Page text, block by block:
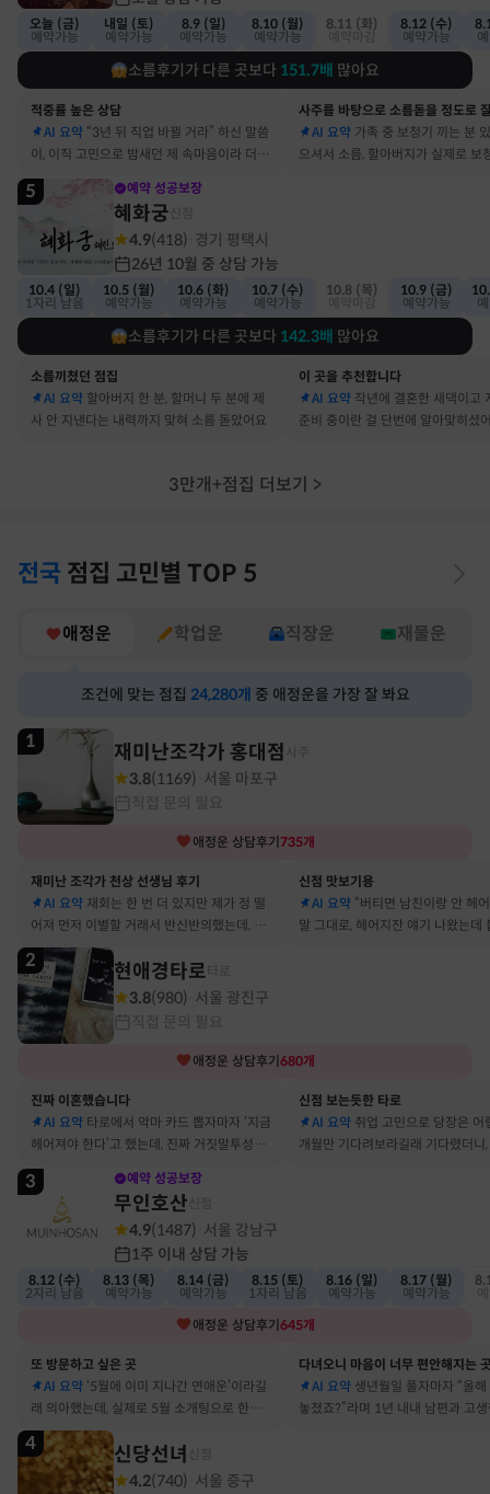
오늘 (금)
예약가능
내일 (토)
예약가능
8.9 (일)
예약가능
8.10 (월)
예약가능
8.11 (화)
8.12 (수)
예약가능
소름후기가 다른 곳보다 151.7배 많아요
적중률 높은 상담
AI 요약 “3년 뒤 직업 바뀔 거라” 하신 말씀
이, 이직 고민으로 밤새던 제 속마음이라 더 신
기했어요
AI 요약 가족 중 보청기 끼는 분
으셔서 소름, 할아버지가 실제로 보
5 예약 성공보장
혜화궁
4.9(418) 경기 평택시
26년 10월 중 상담 가능
10.4 (일)
1자리 남음
10.5 (월)
예약가능
10.6 (화)
예약가능
10.7 (수)
예약가능
10.8 (목)
10.9 (금)
예약가능
소름후기가 다른 곳보다 142.3배 많아요
소름끼쳤던 점집
AI 요약 할아버지 한 분, 할머니 두 분에 제
사 안 지낸다는 내력까지 맞혀 소름 돋았어요
이 곳을 추천합니다
AI 요약 작년에 결혼한 새댁이고
준비 중이란 걸 단번에 알아맞히셨
3만개+점집 더보기 >
전국 점집 고민별 TOP 5
애정운 학업운 직장운 재물운
조건에 맞는 점집 24,280개 중 애정운을 가장 잘 봐요
1 재미난조각가 홍대점
3.8(1169) 서울 마포구
애정운 상담후기 735개
재미난 조각가 천상 선생님 후기
AI 요약 재회는 한 번 더 있지만 제가 정 떨
어져 먼저 이별할 거래서 반신반의했는데, 정
말 재회 후 제가 먼저 헤어지자고 했어요
신점 맛보기용
AI 요약 “버티면 남친이랑 안 헤
말 그대로, 헤어지잔 얘기 나왔는데
2 현애경타로
3.8(980) 서울 광진구
애정운 상담후기 680개
진짜 이혼했습니다
AI 요약 타로에서 악마 카드 뽑자마자 ‘지금
헤어져야 한다’고 했는데, 진짜 거짓말투성이
결혼 생활 끝에 이혼 숙고 중이에요
신점 보는듯한 타로
AI 요약 취업 고민으로 당장은 어
개월만 기다려보라길래 기다렸더니
3 예약 성공보장
무인호산
4.9(1487) 서울 강남구
1주 이내 상담 가능
8.12 (수)
2자리 남음
8.13 (목)
예약가능
8.14 (금)
예약가능
8.15 (토)
1자리 남음
8.16 (일)
예약가능
8.17 (월)
예약가능
애정운 상담후기 645개
또 방문하고 싶은 곳
AI 요약 ‘5월에 이미 지나간 연애운’이라길
래 의아했는데, 실제로 5월 소개팅으로 한참
고민했던 사람이 있었어요
다녀오니 마음이 너무 편안해지는
AI 요약 생년월일 풀자마자 “올
놓쳤죠?”라며 1년 내내 남편과 고
4 신당선녀
4.2(740) 서울 중구